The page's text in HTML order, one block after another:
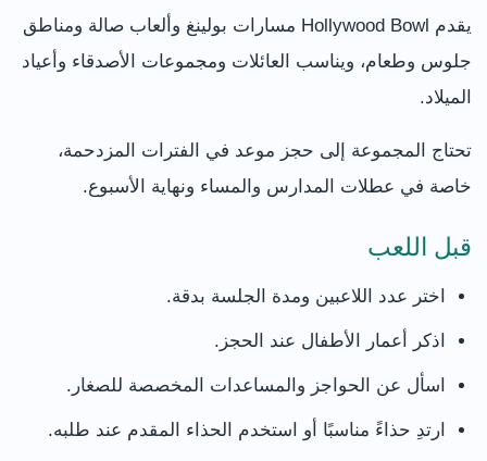
يقدم Hollywood Bowl مسارات بولينغ وألعاب صالة ومناطق
جلوس وطعام، ويناسب العائلات ومجموعات الأصدقاء وأعياد
الميلاد.
تحتاج المجموعة إلى حجز موعد في الفترات المزدحمة،
خاصة في عطلات المدارس والمساء ونهاية الأسبوع.
قبل اللعب
اختر عدد اللاعبين ومدة الجلسة بدقة.
اذكر أعمار الأطفال عند الحجز.
اسأل عن الحواجز والمساعدات المخصصة للصغار.
ارتدِ حذاءً مناسبًا أو استخدم الحذاء المقدم عند طلبه.